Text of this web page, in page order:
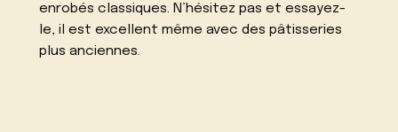
enrobés classiques. N’hésitez pas et essayez-
le, il est excellent même avec des pâtisseries
plus anciennes.